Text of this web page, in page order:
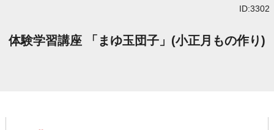
ID:3302
体験学習講座 「まゆ玉団子」(小正月もの作り)